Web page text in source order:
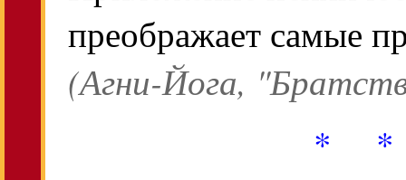
преображает самые
(Агни-Йога,
*